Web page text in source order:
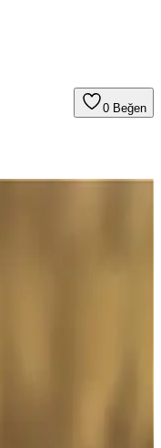
0 Beğen
ve organik sertifika
ve dikkat edilmesi
Alanları
öne çıkan
tüketici yorumları ise